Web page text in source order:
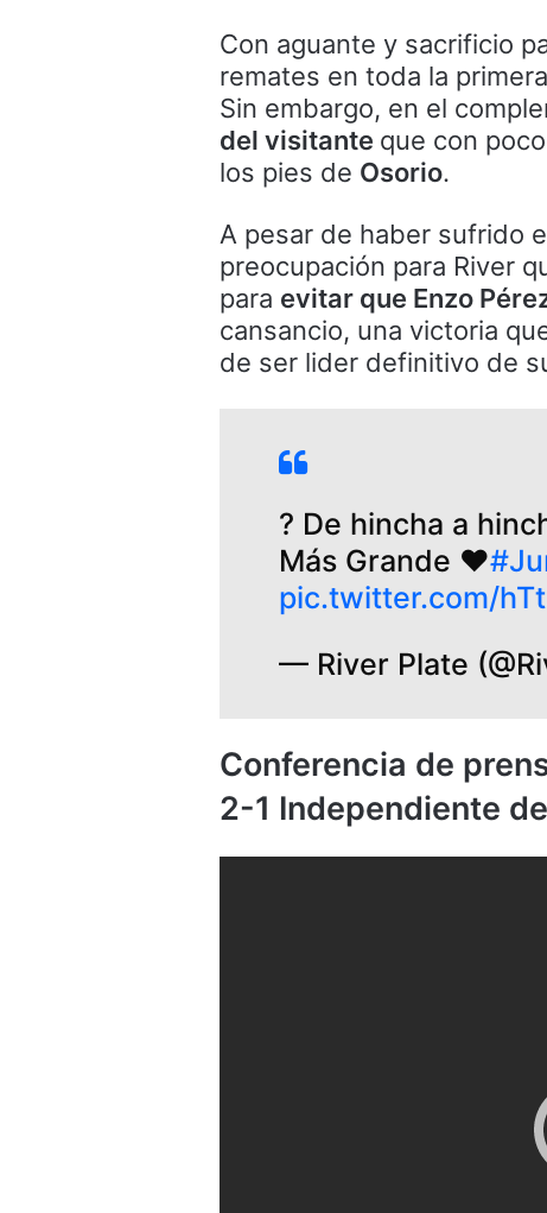
Con aguante y sacrificio
remates en toda la
Sin embargo, en el
del visitante que con
los pies de Osorio.
A pesar de haber sufrido
preocupación para River
para evitar que Enzo
cansancio, una victoria
de ser lider definitivo de
?️ De hincha a
Más Grande ❤️
pic.twitter.com/
— River Plate
Conferencia de
2-1 Independiente